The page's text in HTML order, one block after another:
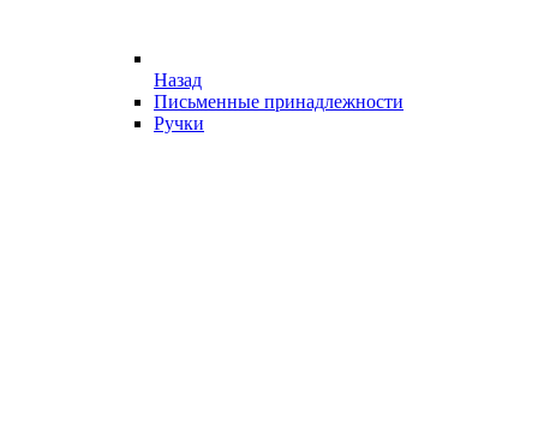
Назад
Письменные принадлежности
Ручки